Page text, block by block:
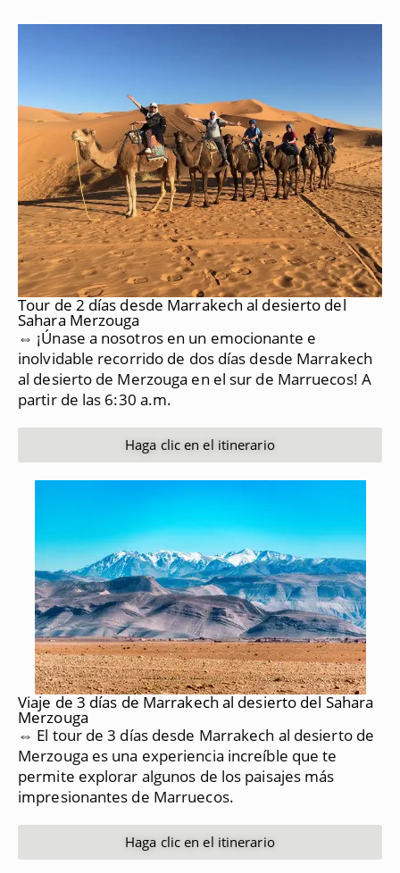
Tour de 2 días desde Marrakech al desierto del
Sahara Merzouga
⇔ ¡Únase a nosotros en un emocionante e
inolvidable recorrido de dos días desde Marrakech
al desierto de Merzouga en el sur de Marruecos! A
partir de las 6:30 a.m.
Haga clic en el itinerario
Viaje de 3 días de Marrakech al desierto del Sahara
Merzouga
⇔ El tour de 3 días desde Marrakech al desierto de
Merzouga es una experiencia increíble que te
permite explorar algunos de los paisajes más
impresionantes de Marruecos.
Haga clic en el itinerario